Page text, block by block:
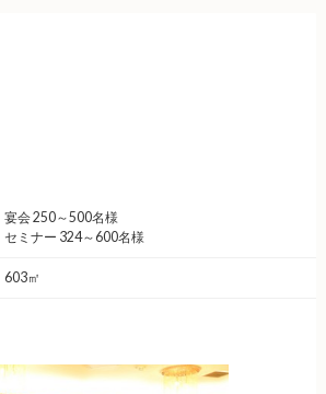
宴会 250～500名様
セミナー 324～600名様
603㎡